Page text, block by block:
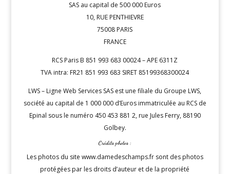
SAS au capital de 500 000 Euros
10, RUE PENTHIEVRE
75008 PARIS
FRANCE
RCS Paris B 851 993 683 00024 – APE 6311Z
TVA intra: FR21 851 993 683 SIRET 85199368300024
LWS – Ligne Web Services SAS est une filiale du Groupe LWS,
société au capital de 1 000 000 d’Euros immatriculée au RCS de
Epinal sous le numéro 450 453 881 2, rue Jules Ferry, 88190
Golbey.
Crédits photos :
Les photos du site www.damedeschamps.fr sont des photos
protégées par les droits d’auteur et de la propriété